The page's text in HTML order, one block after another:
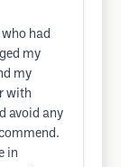
had
my
my
with
avoid any
in